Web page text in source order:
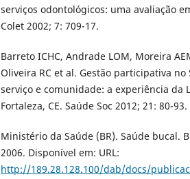
serviços odontológicos: uma avaliação
Colet 2002; 7: 709-17.
Barreto ICHC, Andrade LOM, Moreira
Oliveira RC et al. Gestão participativa no
serviço e comunidade: a experiência da
Fortaleza, CE. Saúde Soc 2012; 21: 80-93.
Ministério da Saúde (BR). Saúde bucal.
2006. Disponível em: URL:
http://189.28.128.100/dab/docs/